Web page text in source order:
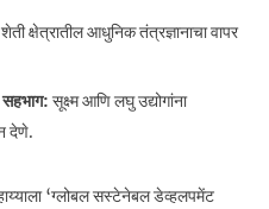
शेती क्षेत्रातील आधुनिक तंत्रज्ञानाचा वापर
सूक्ष्म आणि लघु उद्योगांना
देणे.
‘ग्लोबल सस्टेनेबल डेव्हलपमेंट